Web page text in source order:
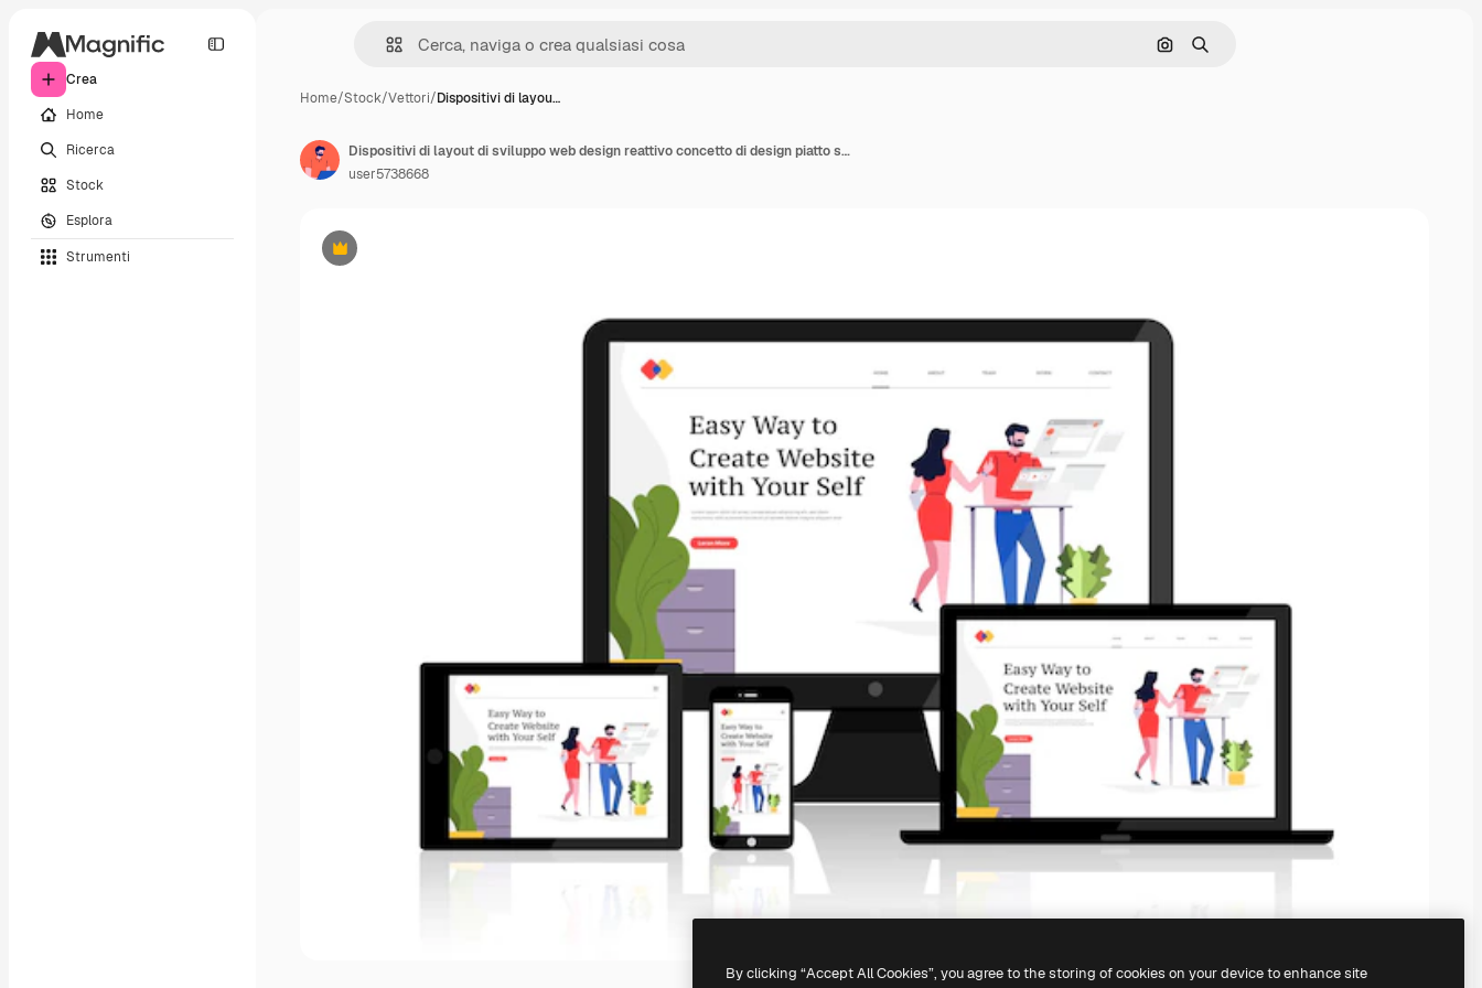
Crea
Home
Ricerca
Stock
Esplora
Strumenti
Cerca per immagine
Ricerca
Home/Stock/Vettori/Dispositivi di layou…
Premium
Dispositivi di layout di sviluppo web design reattivo concetto di design piatto su multischermo.
user5738668
By clicking “Accept All Cookies”, you agree to the storing of cookies on your device to enhance site